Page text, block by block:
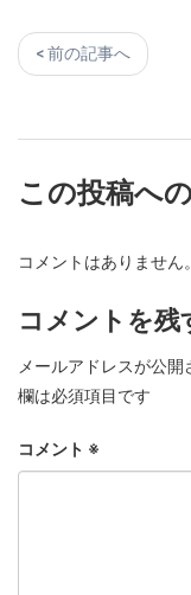
< 前の記事へ
この投稿へ
コメントはありません。
コメントを残
メールアドレスが公開
欄は必須項目です
コメント ※